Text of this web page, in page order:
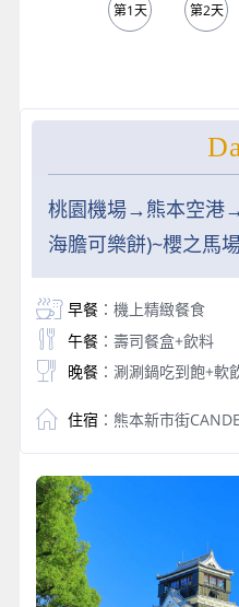
第1天 第2天
桃園機場→熊本空港
海膽可樂餅)~櫻之馬
早餐：機上精緻餐食
午餐：壽司餐盒+飲料
晚餐：涮涮鍋吃到飽+軟
住宿 ：熊本新市街